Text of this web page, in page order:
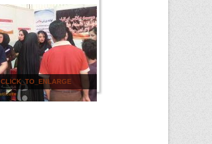
CLICK_TO_ENLARGE